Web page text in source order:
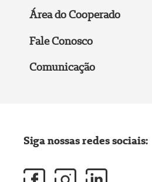
Área do Cooperado
Fale Conosco
Comunicação
Siga nossas redes sociais: